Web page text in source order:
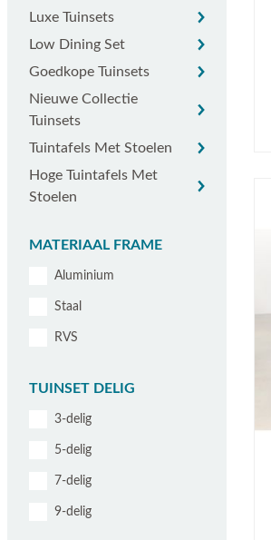
Luxe tuinsets
Luxe Tuinsets
Low dining set
Low Dining Set
Goedkope tuinsets
Goedkope Tuinsets
Nieuwe collectie tuinsets
Nieuwe Collectie
Tuinsets
Tuintafels met stoelen
Tuintafels Met Stoelen
Hoge tuintafels met stoelen
Hoge Tuintafels Met
Stoelen
MATERIAAL FRAME
Aluminium
Staal
RVS
TUINSET DELIG
3-delig
5-delig
7-delig
9-delig